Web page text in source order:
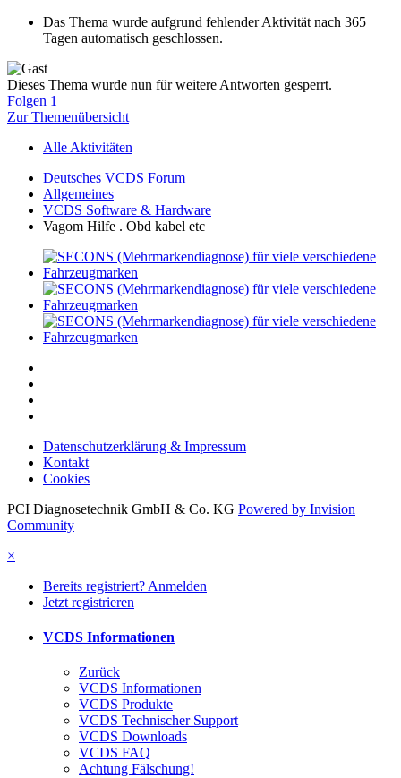
Das Thema wurde aufgrund fehlender Aktivität nach 365
Tagen automatisch geschlossen.
Dieses Thema wurde nun für weitere Antworten gesperrt.
Folgen 1
Zur Themenübersicht
Alle Aktivitäten
Deutsches VCDS Forum
Allgemeines
VCDS Software & Hardware
Vagom Hilfe . Obd kabel etc
Datenschutzerklärung & Impressum
Kontakt
Cookies
PCI Diagnosetechnik GmbH & Co. KG Powered by Invision
Community
×
Bereits registriert? Anmelden
Jetzt registrieren
VCDS Informationen
Zurück
VCDS Informationen
VCDS Produkte
VCDS Technischer Support
VCDS Downloads
VCDS FAQ
Achtung Fälschung!